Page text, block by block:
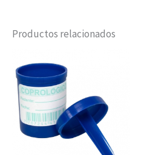
Productos relacionados